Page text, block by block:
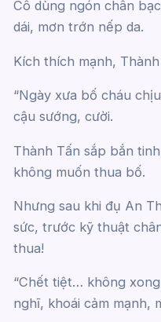
Cô dùng ngón chân
dái, mơn trớn nếp da.
Kích thích mạnh,
“Ngày xưa bố cháu
cậu sướng, cười.
Thành Tấn sắp bắn
không muốn thua bố.
Nhưng sau khi đụ An
sức, trước kỹ thuật
thua!
“Chết tiệt… không
nghĩ, khoái cảm mạnh,